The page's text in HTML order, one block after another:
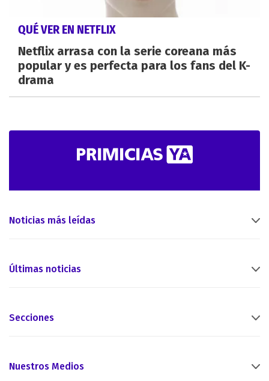
QUÉ VER EN NETFLIX
Netflix arrasa con la serie coreana más
popular y es perfecta para los fans del K-
drama
Noticias más leídas
Últimas noticias
Secciones
Nuestros Medios